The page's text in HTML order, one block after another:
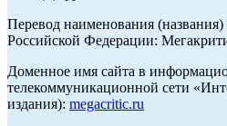
Перевод наименования
Российской Федерации:
Доменное имя сайта в
телекоммуникационной сети
издания): megacritic.ru